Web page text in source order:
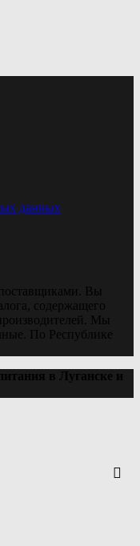
данных
Вы
содержащего
Мы
По Республике
в Луганске и